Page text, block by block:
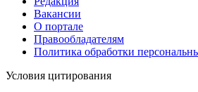
Вакансии
О портале
Правообладателям
Политика обработки
Условия цитирования